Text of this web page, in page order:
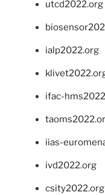
utcd2022.org
ialp2022.org
ifac-
iias-
ivd2022.org
csity2022.org